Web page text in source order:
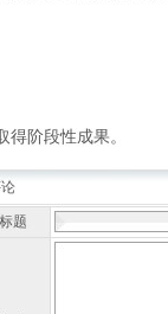
阶段性成果。
题